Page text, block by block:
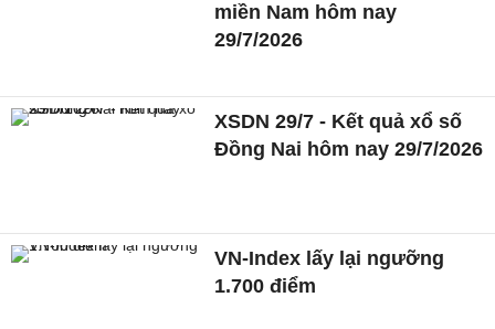
miền Nam hôm nay
29/7/2026
XSDN 29/7 - Kết quả xổ số
Đồng Nai hôm nay 29/7/2026
VN-Index lấy lại ngưỡng
1.700 điểm